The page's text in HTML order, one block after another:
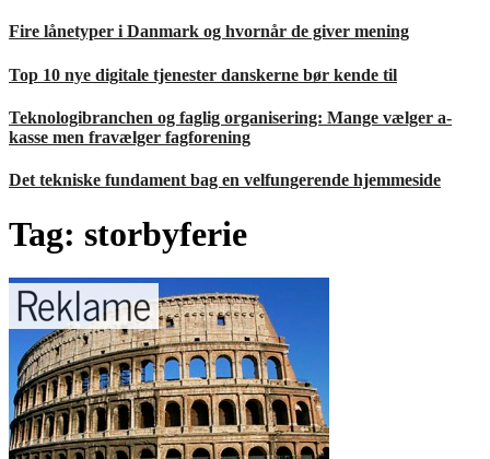
Fire lånetyper i Danmark og hvornår de giver mening
Top 10 nye digitale tjenester danskerne bør kende til
Teknologibranchen og faglig organisering: Mange vælger a-
kasse men fravælger fagforening
Det tekniske fundament bag en velfungerende hjemmeside
Tag: storbyferie